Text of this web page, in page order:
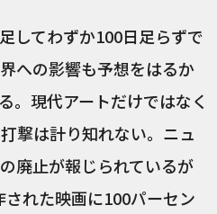
してわずか100日足らずで
への影響も予想をはるか
。現代アートだけではなく
撃は計り知れない。ニュ
廃止が報じられているが
れた映画に100パーセン